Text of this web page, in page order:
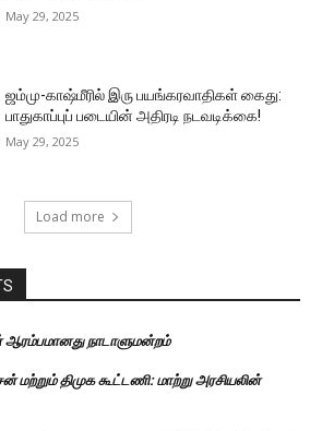
May 29, 2025
ஜம்மு-காஷ்மீரில் இரு பயங்கரவாதிகள் கைது:
பாதுகாப்புப் படையின் அதிரடி நடவடிக்கை!
May 29, 2025
Load more
ஆரம்பமானது நாடாளுமன்றம்
மற்றும் திமுக கூட்டணி: மாற்று அரசியலின்